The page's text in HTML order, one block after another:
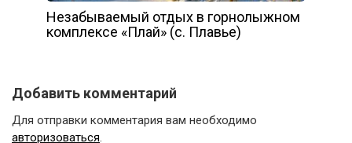
Незабываемый отдых в горнолыжном
комплексе «Плай» (с. Плавье)
Добавить комментарий
Для отправки комментария вам необходимо
авторизоваться.